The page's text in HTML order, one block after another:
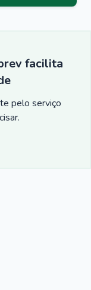
facilita
pelo serviço